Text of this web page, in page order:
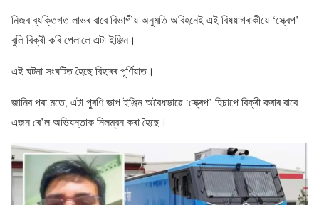
নিজৰ ব্যক্তিগত লাভৰ বাবে বিভাগীয় অনুমতি অবিহনেই এই বিষয়াগৰাকীয়ে ‘স্ক্ৰেপ’
বুলি বিক্ৰী কৰি পেলালে এটা ইঞ্জিন।
এই ঘটনা সংঘটিত হৈছে বিহাৰৰ পূৰ্ণিয়াত।
জানিব পৰা মতে, এটা পুৰণি ভাপ ইঞ্জিন অবৈধভাৱে ‘স্ক্ৰেপ’ হিচাপে বিক্ৰী কৰাৰ বাবে
এজন ৰে’ল অভিযন্তাক নিলম্বন কৰা হৈছে।